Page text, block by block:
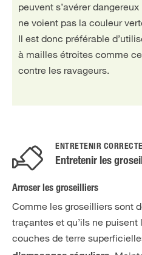
peuvent s’avérer
ne voient pas la couleur
Il est donc préférable
à mailles étroites comme
contre les ravageurs.
ENTRETENIR
Entretenir les
Arroser les groseilliers
Comme les groseilliers sont
traçantes et qu’ils ne
couches de terre